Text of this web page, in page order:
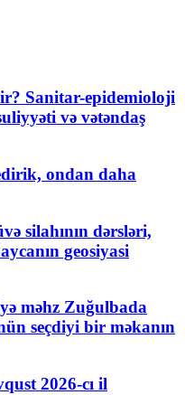
Sanitar-epidemioloji
və vətəndaş
ondan daha
silahının dərsləri,
geosiyasi
məhz Zuğulbada
seçdiyi bir məkanın
2026-cı il